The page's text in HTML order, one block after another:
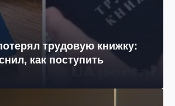
трудовую книжку:
как поступить